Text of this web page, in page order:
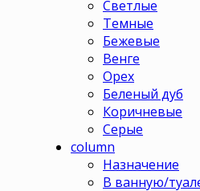
Светлые
Темные
Бежевые
Венге
Орех
Беленый дуб
Коричневые
Серые
column
Назначение
В ванную/